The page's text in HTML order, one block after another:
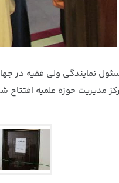
نمایندگی ولی فقیه در
مدیریت حوزه‌ علمیه افتتاح